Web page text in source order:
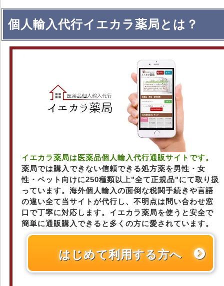
個人輸入代行イエカラ薬局とは？
イエカラ薬局は医薬品個人輸入代行通販サイトです。
薬局では購入できない信頼できる処方薬を男性・女
性・ペット向けに250種類以上"全て正規品"にて取り扱
っています。海外個人輸入の面倒な税関手続きや言語
の違い全て当サイトが代行し、不明点は問い合わせ窓
口で丁寧に対応します。イエカラ薬局を使うと安全で
簡単に通販購入できると多くの方に愛されています。
はじめて利用する方へ